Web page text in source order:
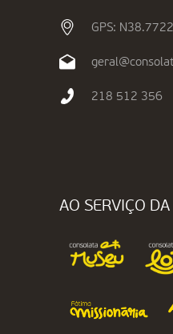
GPS:
218 512 356
AO SERVIÇO